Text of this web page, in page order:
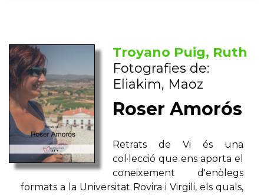
Troyano Puig, Ruth
Fotografies de:
Eliakim, Maoz
Roser Amorós
Retrats de Vi és una
col·lecció que ens aporta el
coneixement d'enòlegs
formats a la Universitat Rovira i Virgili, els quals,